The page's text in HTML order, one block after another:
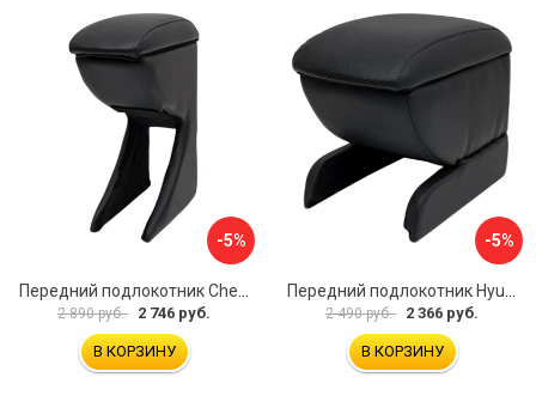
-5%
2 890 руб. 2 746 руб.
В КОРЗИНУ
-5%
2 490 руб. 2 366 руб.
В КОРЗИНУ